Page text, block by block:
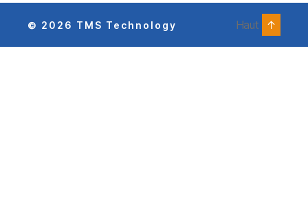
© 2026 TMS Technology Haut ↑